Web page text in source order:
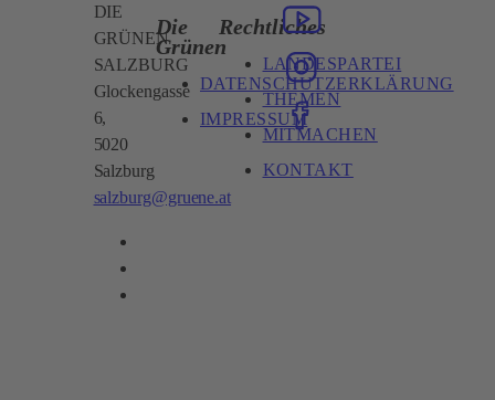
DIE
GRÜNEN
SALZBURG
Glockengasse
6,
5020
Salzburg
salzburg@gruene.at
Die
Grünen
DATENSCHUTZERKLÄRUNG
IMPRESSUM
Rechtliches
LANDESPARTEI
THEMEN
MITMACHEN
KONTAKT